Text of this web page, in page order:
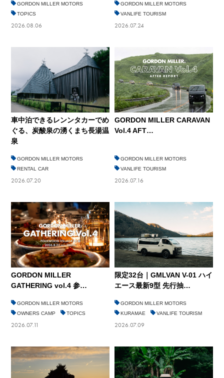
GORDON MILLER MOTORS
TOPICS
2026.08.06
GORDON MILLER MOTORS
VANLIFE TOURISM
2026.07.24
車中泊できるレンンタカーでめ
ぐる、炭酸泉の湧くまち長湯温
泉
GORDON MILLER MOTORS
RENTAL CAR
2026.07.20
GORDON MILLER CARAVAN
Vol.4 AFT…
GORDON MILLER MOTORS
VANLIFE TOURISM
2026.07.16
GORDON MILLER
GATHERING vol.4 参…
GORDON MILLER MOTORS
OWNERS CAMP
TOPICS
2026.07.11
限定32台｜GMLVAN V-01 ハイ
エース最新9型 先行抽…
GORDON MILLER MOTORS
KURAMAE
VANLIFE TOURISM
2026.07.09